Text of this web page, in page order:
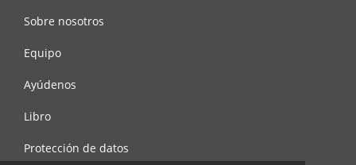
Sobre nosotros
Equipo
Ayúdenos
Libro
Protección de datos